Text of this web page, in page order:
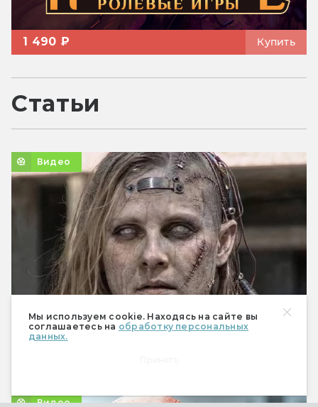
Мы используем cookie. Находясь на сайте вы
соглашаетесь на обработку персональных
данных.
1 490 ₽ Купить
Статьи
Видео
Видео